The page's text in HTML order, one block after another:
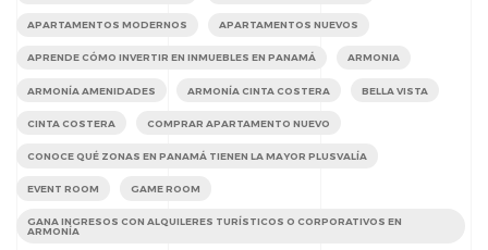
APARTAMENTOS MODERNOS APARTAMENTOS NUEVOS
APRENDE CÓMO INVERTIR EN INMUEBLES EN PANAMÁ ARMONIA
ARMONÍA AMENIDADES ARMONÍA CINTA COSTERA BELLA VISTA
CINTA COSTERA COMPRAR APARTAMENTO NUEVO
CONOCE QUÉ ZONAS EN PANAMÁ TIENEN LA MAYOR PLUSVALÍA
EVENT ROOM GAME ROOM
GANA INGRESOS CON ALQUILERES TURÍSTICOS O CORPORATIVOS EN
ARMONÍA